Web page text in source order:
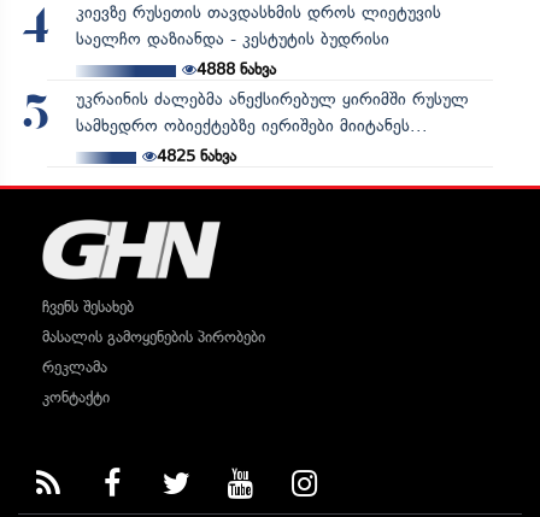
4
კიევზე რუსეთის თავდასხმის დროს ლიეტუვის
საელჩო დაზიანდა - კესტუტის ბუდრისი
4888ნახვა
5
უკრაინის ძალებმა ანექსირებულ ყირიმში რუსულ
სამხედრო ობიექტებზე იერიშები მიიტანეს...
4825ნახვა
ჩვენს შესახებ
მასალის გამოყენების პირობები
რეკლამა
კონტაქტი